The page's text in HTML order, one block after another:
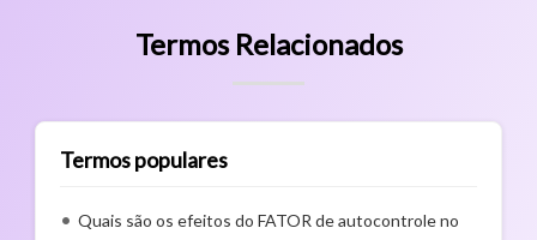
Termos Relacionados
Termos populares
Quais são os efeitos do FATOR de autocontrole no